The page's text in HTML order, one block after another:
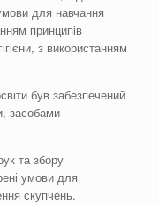
для навчання
принципів
з використанням
був забезпечений
засобами
та збору
умови для
скупчень.